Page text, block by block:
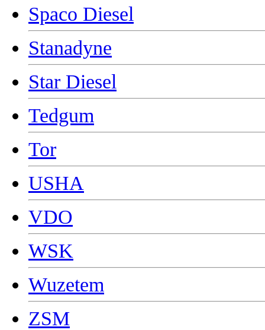
Spaco Diesel
Stanadyne
Star Diesel
Tedgum
Tor
USHA
VDO
WSK
Wuzetem
ZSM